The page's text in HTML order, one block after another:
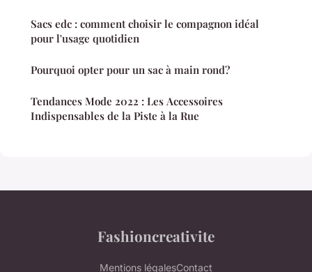
Sacs edc : comment choisir le compagnon idéal
pour l'usage quotidien
Pourquoi opter pour un sac à main rond?
Tendances Mode 2022 : Les Accessoires
Indispensables de la Piste à la Rue
Fashioncreativite
Mentions légalesContact